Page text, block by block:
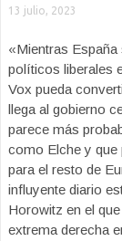
13 julio, 2023
«Mientras España
políticos liberales
Vox pueda
llega al gobierno
parece más
como Elche y que
para el resto de
influyente diario
Horowitz en el
extrema derecha